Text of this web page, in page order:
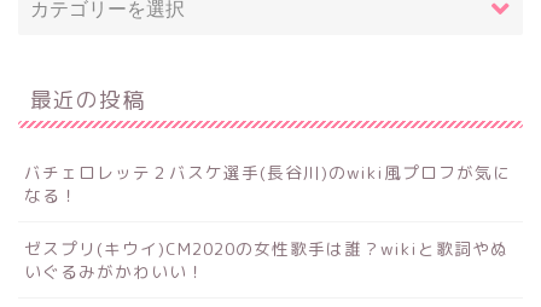
最近の投稿
バチェロレッテ２バスケ選手(長谷川)のwiki風プロフが気に
なる！
ゼスプリ(キウイ)CM2020の女性歌手は誰？wikiと歌詞やぬ
いぐるみがかわいい！